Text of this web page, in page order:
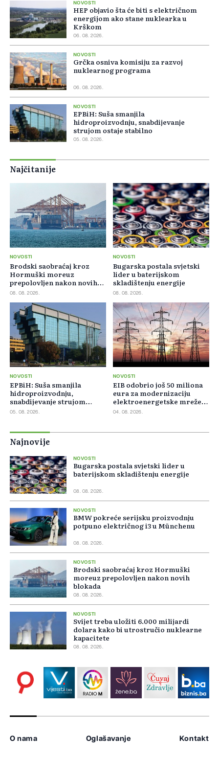
NOVOSTI
HEP objavio šta će biti s električnom
energijom ako stane nuklearka u
Krškom
06. 08. 2026.
NOVOSTI
Grčka osniva komisiju za razvoj
nuklearnog programa
06. 08. 2026.
NOVOSTI
EPBiH: Suša smanjila
hidroproizvodnju, snabdijevanje
strujom ostaje stabilno
05. 08. 2026.
Najčitanije
NOVOSTI
Brodski saobraćaj kroz
Hormuški moreuz
prepolovljen nakon novih
blokada
08. 08. 2026.
NOVOSTI
Bugarska postala svjetski
lider u baterijskom
skladištenju energije
08. 08. 2026.
NOVOSTI
EPBiH: Suša smanjila
hidroproizvodnju,
snabdijevanje strujom
ostaje stabilno
05. 08. 2026.
NOVOSTI
EIB odobrio još 50 miliona
eura za modernizaciju
elektroenergetske mreže
Slovačke
04. 08. 2026.
Najnovije
NOVOSTI
Bugarska postala svjetski lider u
baterijskom skladištenju energije
08. 08. 2026.
NOVOSTI
BMW pokreće serijsku proizvodnju
potpuno električnog i3 u Münchenu
08. 08. 2026.
NOVOSTI
Brodski saobraćaj kroz Hormuški
moreuz prepolovljen nakon novih
blokada
08. 08. 2026.
NOVOSTI
Svijet treba uložiti 6.000 milijardi
dolara kako bi utrostručio nuklearne
kapacitete
08. 08. 2026.
O nama Oglašavanje Kontakt